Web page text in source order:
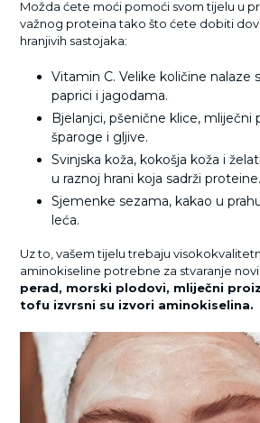
Možda ćete moći pomoći svom tijelu u
važnog proteina tako što ćete dobiti
hranjivih sastojaka:
Vitamin C. Velike količine nalaze
paprici i jagodama.
Bjelanjci, pšenične klice, mliječni
šparoge i gljive.
Svinjska koža, kokošja koža i
u raznoj hrani koja sadrži proteine.
Sjemenke sezama, kakao u
leća.
Uz to, vašem tijelu trebaju
aminokiseline potrebne za stvaranje
perad, morski plodovi, mliječni
tofu izvrsni su izvori aminokiselina.